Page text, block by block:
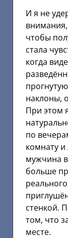
И я не
чтобы
стала
когда
наклоны,
При этом
по
комнату и
мужчина
больше
стенкой.
том, что
месте.